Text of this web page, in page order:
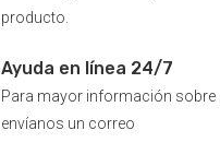
producto.
Ayuda en línea 24/7
Para mayor información sobre
envíanos un correo